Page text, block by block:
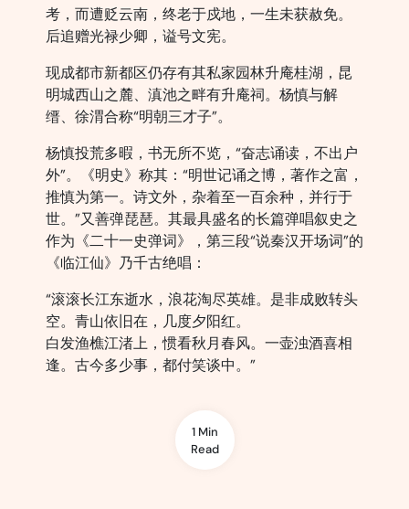
1 Min
Read
考，而遭贬云南，终老于戍地，一生未获赦免。
后追赠光禄少卿，谥号文宪。
现成都市新都区仍存有其私家园林升庵桂湖，昆
明城西山之麓、滇池之畔有升庵祠。杨慎与解
缙、徐渭合称“明朝三才子”。
杨慎投荒多暇，书无所不览，“奋志诵读，不出户
外”。《明史》称其：“明世记诵之博，著作之富，
推慎为第一。诗文外，杂着至一百余种，并行于
世。”又善弹琵琶。其最具盛名的长篇弹唱叙史之
作为《二十一史弹词》，第三段“说秦汉开场词”的
《临江仙》乃千古绝唱：
“滚滚长江东逝水，浪花淘尽英雄。是非成败转头
空。青山依旧在，几度夕阳红。
白发渔樵江渚上，惯看秋月春风。一壶浊酒喜相
逢。古今多少事，都付笑谈中。”